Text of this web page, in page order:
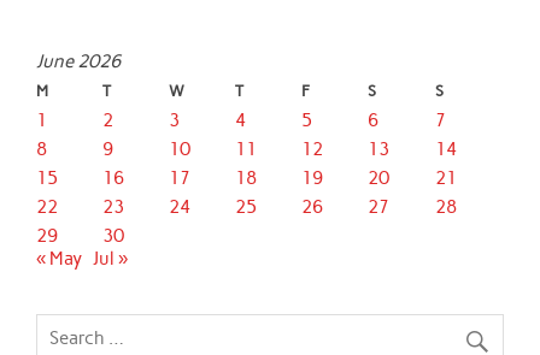
June 2026
M T W T F S S
1 2 3 4 5 6
7
8
9 10 11 12 13
14
15
16 17 18 19 20
21
22
23 24 25 26 27
28
29
30
« May Jul »